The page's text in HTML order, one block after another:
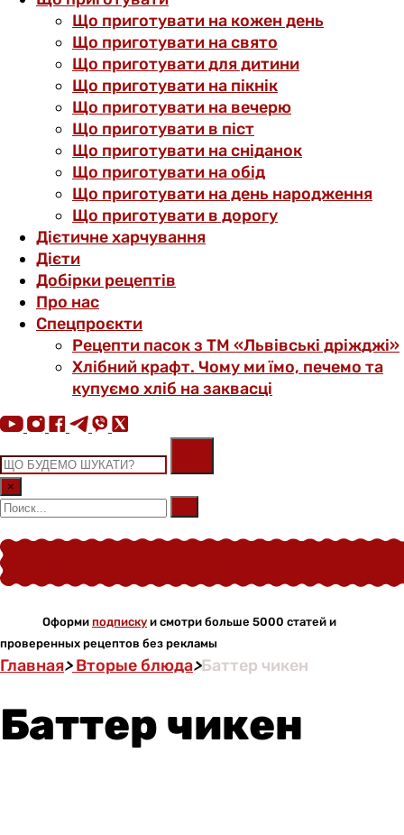
Що приготувати на кожен день
Що приготувати на свято
Що приготувати для дитини
Що приготувати на пікнік
Що приготувати на вечерю
Що приготувати в піст
Що приготувати на сніданок
Що приготувати на обід
Що приготувати на день народження
Що приготувати в дорогу
Дієтичне харчування
Дієти
Добірки рецептів
Про нас
Спецпроєкти
Рецепти пасок з ТМ «Львівські дріжджі»
Хлібний крафт. Чому ми їмо, печемо та
купуємо хліб на заквасці
×
Оформи подписку и смотри больше 5000 статей и
проверенных рецептов без рекламы
Главная>Вторые блюда>Баттер чикен
Баттер чикен